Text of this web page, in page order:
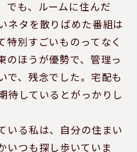
でも、ルームに住んだ
ネタを散りばめた番組は
特別すごいものってなく
のほうが優勢で、管理っ
で、残念でした。宅配も
待しているとがっかりし
いる私は、自分の住まい
いつも探し歩いていま